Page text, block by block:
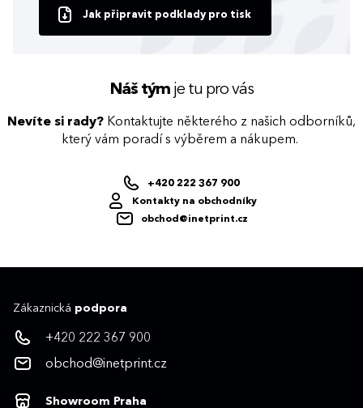
Jak připravit podklady pro tisk
Náš týmje tu pro vás
Nevíte si rady? Kontaktujte některého z našich odborníků,
který vám poradí s výběrem a nákupem.
+420 222 367 900
Kontakty na obchodníky
obchod@inetprint.cz
Zákaznická podpora
+420 222 367 900
obchod@inetprint.cz
Showroom Praha